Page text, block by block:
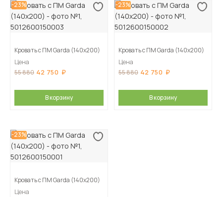
-23%
Кровать с ПМ Garda (140х200)
Цена
55 880 42 750
В корзину
-23%
Кровать с ПМ Garda (140х200)
Цена
55 880 42 750
В корзину
-23%
Кровать с ПМ Garda (140х200)
Цена